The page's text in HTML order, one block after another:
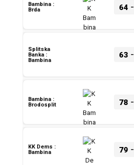
64-
Bambina :
Brda
63-
Splitska
Banka :
Bambina
78-
Bambina :
Brodosplit
79-
KK Dems :
Bambina